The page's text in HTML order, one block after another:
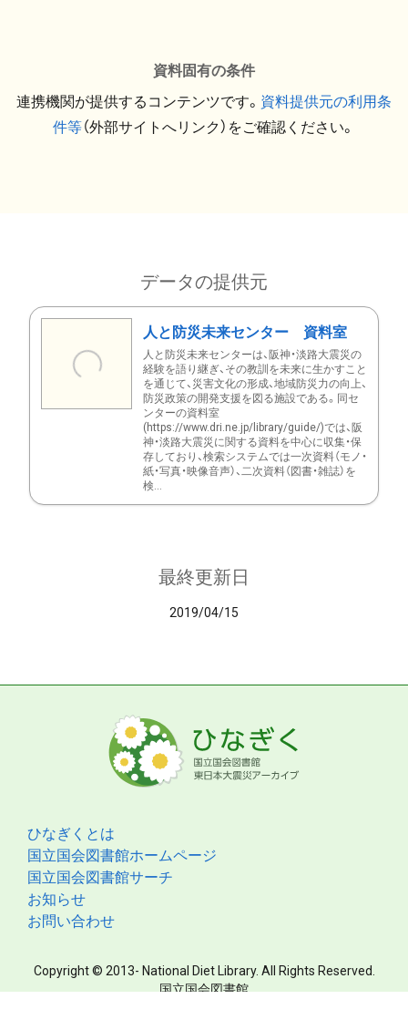
資料固有の条件
連携機関が提供するコンテンツです。 資料提供元の利用条
件等（外部サイトへリンク）をご確認ください。
データの提供元
人と防災未来センター 資料室
人と防災未来センターは、阪神・淡路大震災の
経験を語り継ぎ、その教訓を未来に生かすこと
を通じて、災害文化の形成、地域防災力の向上、
防災政策の開発支援を図る施設である。同セ
ンターの資料室
(https://www.dri.ne.jp/library/guide/)では、阪
神・淡路大震災に関する資料を中心に収集・保
存しており、検索システムでは一次資料（モノ・
紙・写真・映像音声）、二次資料（図書・雑誌）を
検...
最終更新日
2019/04/15
ひなぎくとは
国立国会図書館ホームページ
国立国会図書館サーチ
お知らせ
お問い合わせ
Copyright © 2013- National Diet Library. All Rights Reserved.